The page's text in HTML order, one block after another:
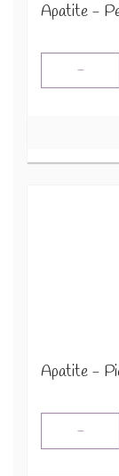
Apatite -
-
Apatite -
-